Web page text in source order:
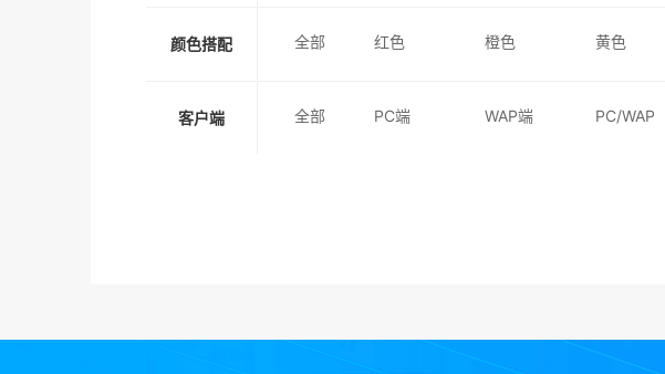
颜色搭配 全部 红色 橙色 黄色
客户端 全部 PC端 WAP端 PC/WAP